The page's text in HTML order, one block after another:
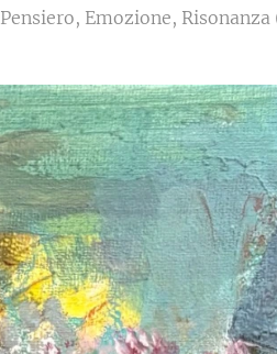
Pensiero, Emozione,